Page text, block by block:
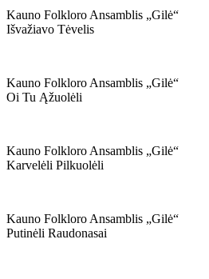
Kauno Folkloro Ansamblis „gilė“
Išvažiavo Tėvelis
Kauno Folkloro Ansamblis „gilė“
Oi Tu Ąžuolėli
Kauno Folkloro Ansamblis „gilė“
Karvelėli Pilkuolėli
Kauno Folkloro Ansamblis „gilė“
Putinėli Raudonasai